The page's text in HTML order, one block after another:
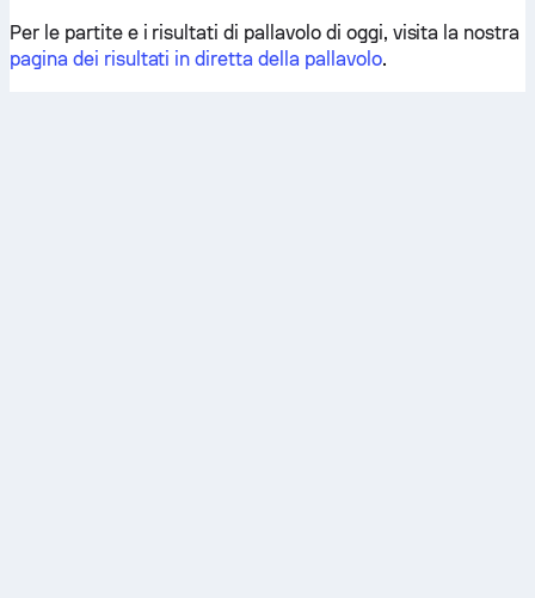
Per le partite e i risultati di pallavolo di oggi, visita la nostra
pagina dei risultati in diretta della pallavolo.